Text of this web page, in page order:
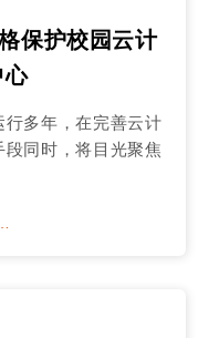
保护校园云计
心
多年，在完善云计
同时，将目光聚焦